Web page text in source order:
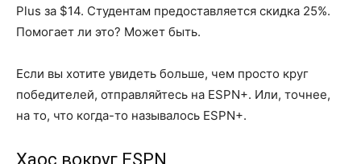
Plus за $14. Студентам предоставляется скидка 25%.
Помогает ли это? Может быть.
Если вы хотите увидеть больше, чем просто круг
победителей, отправляйтесь на ESPN+. Или, точнее,
на то, что когда-то называлось ESPN+.
Хаос вокруг ESPN